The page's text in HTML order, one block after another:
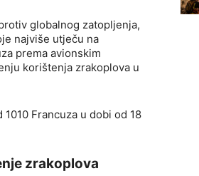
globalnog zatopljenja,
najviše utječu na
prema avionskim
korištenja zrakoplova u
Francuza u dobi od 18
zrakoplova